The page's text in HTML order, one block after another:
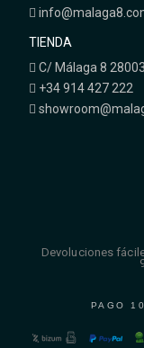
TIENDA
C/ Málaga 8
+34 914 427 222
Devoluciones
PAGO